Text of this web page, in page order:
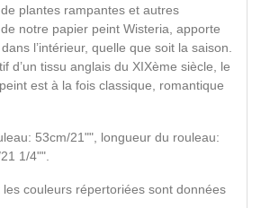
plantes rampantes et autres
notre papier peint Wisteria, apporte
l’intérieur, quelle que soit la saison.
d’un tissu anglais du XIXème siècle, le
est à la fois classique, romantique
53cm/21"", longueur du rouleau:
1/4"".
couleurs répertoriées sont données